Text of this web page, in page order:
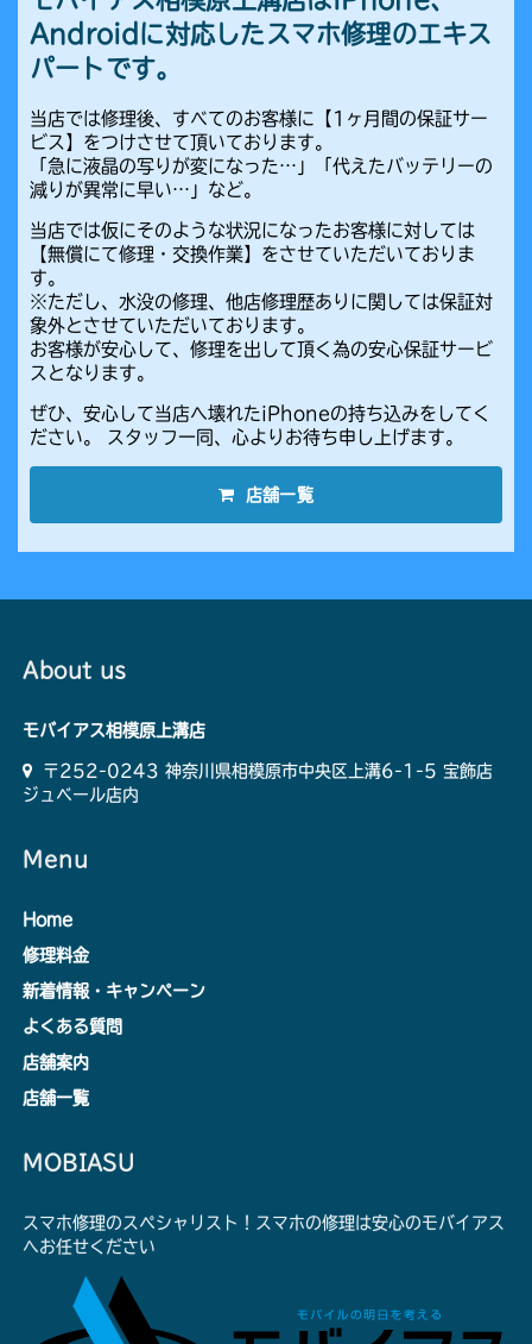
Androidに対応したスマホ修理のエキス
パートです。
当店では修理後、すべてのお客様に【1ヶ月間の保証サー
ビス】をつけさせて頂いております。
「急に液晶の写りが変になった…」「代えたバッテリーの
減りが異常に早い…」など。
当店では仮にそのような状況になったお客様に対しては
【無償にて修理・交換作業】をさせていただいておりま
す。
※ただし、水没の修理、他店修理歴ありに関しては保証対
象外とさせていただいております。
お客様が安心して、修理を出して頂く為の安心保証サービ
スとなります。
ぜひ、安心して当店へ壊れたiPhoneの持ち込みをしてく
ださい。 スタッフ一同、心よりお待ち申し上げます。
店舗一覧
About us
モバイアス相模原上溝店
〒252-0243 神奈川県相模原市中央区上溝6-1-5 宝飾店
ジュベール店内
Menu
Home
修理料金
新着情報・キャンペーン
よくある質問
店舗案内
店舗一覧
MOBIASU
スマホ修理のスペシャリスト！スマホの修理は安心のモバイアス
へお任せください